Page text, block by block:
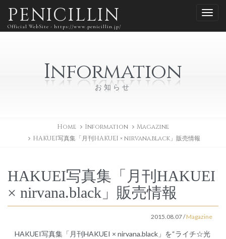
PENICILLIN
Official WebSite - https://www.penicillin.jp/
Information
お知らせ
Home Information
Magazine
HAKUEI写真集「月刊HAKUEI × nirvana.black」販売情報
HAKUEI写真集「月刊HAKUEI
× nirvana.black」販売情報
2015.08.07/Magazine
HAKUEI写真集「月刊HAKUEI × nirvana.black」を“ライチ☆光